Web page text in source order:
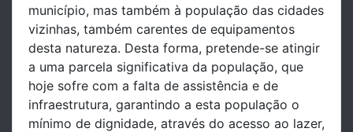
município, mas também à população das cidades
vizinhas, também carentes de equipamentos
desta natureza. Desta forma, pretende-se atingir
a uma parcela significativa da população, que
hoje sofre com a falta de assistência e de
infraestrutura, garantindo a esta população o
mínimo de dignidade, através do acesso ao lazer,